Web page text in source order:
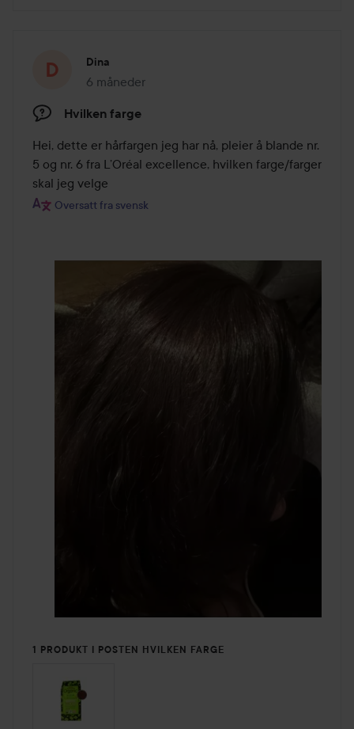
Dina
6 måneder
Innlegget ble opprettet 6 måneder
Hvilken farge
Hei, dette er hårfargen jeg har nå, pleier å blande nr.
5 og nr. 6 fra L’Oréal excellence, hvilken farge/farger
skal jeg velge
Oversatt fra svensk
1 PRODUKT I POSTEN HVILKEN FARGE